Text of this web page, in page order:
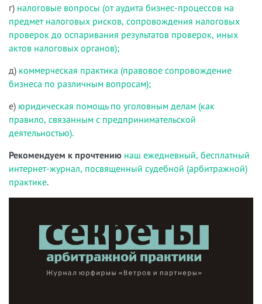
г) налоговые вопросы (от аудита бизнес-процессов на
предмет налоговых рисков, сопровождения налоговых
проверок до оспаривания результатов проверок, иных
актов налоговых органов);
д) коммерческая практика (правовое сопровождение
бизнеса по различным вопросам);
е) юридическая помощь по уголовным делам (как
правило, связанным с предпринимательской
деятельностью).
Рекомендуем к прочтению наш ежедневный, бесплатный
интернет-журнал, посвященный судебной (арбитражной)
практике.